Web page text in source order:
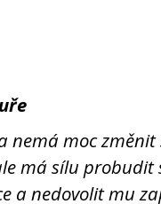
nemá moc změnit
má sílu probudit
a nedovolit mu